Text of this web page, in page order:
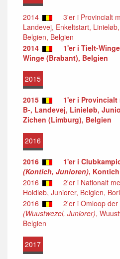
2014
3'er i Provincialt
Landevej, Enkeltstart,
Belgien, Belgien
2014
1'er i Tielt-
Winge (Brabant), Belgien
2015
2015
1'er i
B-, Landevej, Linieløb,
Zichen (Limburg), Belgien
2016
2016
1'er i
(Kontich, Junioren),
2016
2'er i Nationalt
Holdløb, Juniorer, Belgien,
2016
2'er i Omloop der
(Wuustwezel, Juniorer),
Belgien
2017